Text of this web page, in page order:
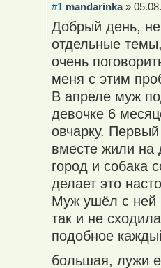
#1 mandarinka»
Добрый день, не
отдельные
очень
меня с этим
В апреле муж
девочке 6
овчарку.
вместе жили на
город и собака
делает это
Муж ушёл с ней
так и не
подобное
большая, лужи